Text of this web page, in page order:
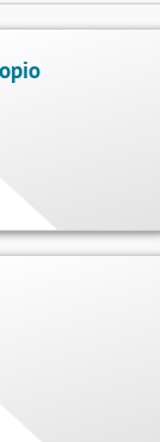
keskiarvolla